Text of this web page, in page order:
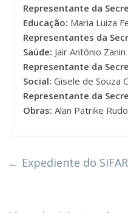
Representante da
Educação: Maria Luiza
Representantes da
Saúde: Jair Antônio
Representante da
Social: Gisele de Souza
Representante da
Obras: Alan Patrike
← Expediente do